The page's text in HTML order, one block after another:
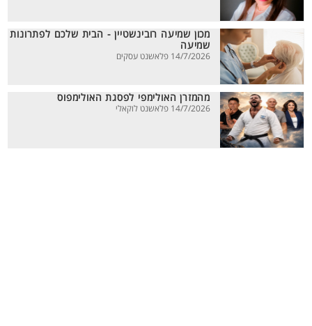
מכון שמיעה רובינשטיין - הבית שלכם לפתרונות
שמיעה
14/7/2026 פלאשנט עסקים
מהמזרן האולימפי לפסגת האולימפוס
14/7/2026 פלאשנט לוקאלי